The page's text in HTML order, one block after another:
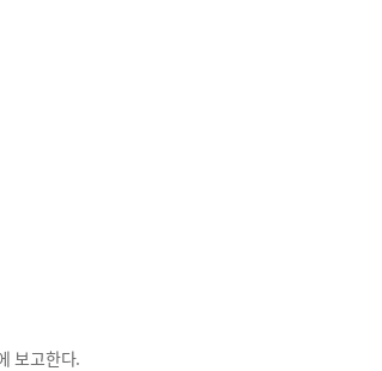
보고한다.